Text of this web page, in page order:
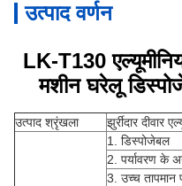
उत्पाद वर्णन
LK-T130
मशीन घरेलू
उत्पाद श्रृंखला झुर्रीदार दीवार
1. डिस्पोजेबल
2. पर्यावरण के
3. उच्च तापमान